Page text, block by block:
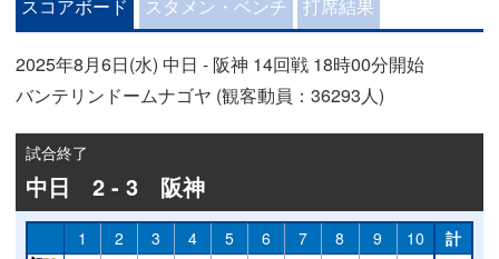
スコアボード スタメン・ベンチ 打席結果
2025年8月6日(水) 中日 - 阪神 14回戦 18時00分開始
バンテリンドームナゴヤ (観客動員：36293人)
試合終了
中日 2 - 3 阪神
1 2 3 4 5 6 7 8 9 10
計